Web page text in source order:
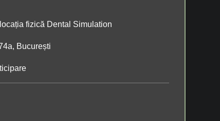
fizică Dental Simulation
București